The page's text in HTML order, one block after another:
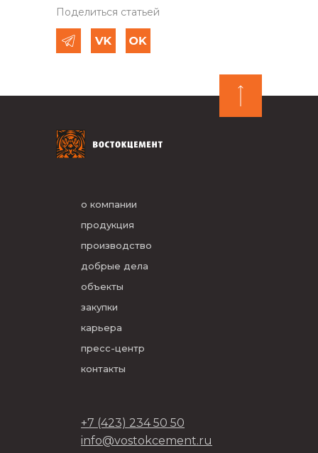
Поделиться статьей
о компании
продукция
производство
добрые дела
объекты
закупки
карьера
пресс-центр
контакты
+7 (423) 234 50 50
info@vostokcement.ru